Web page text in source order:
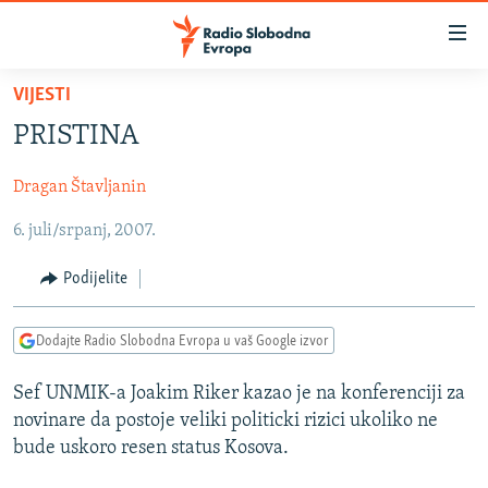
Pređite
glavni
Pređite
na
navigaciju
Pređite
na
pretragu
SRBIJA
KOSOVO
CRNA GORA
VIZUELNO
VIDEO
FOTOGALERIJE
INFOGRAFIKE
PODCASTI
RAT U UKRAJINI
KINA NA BALKANU
VIJESTI
PRISTINA
Dragan Štavljanin
6. juli/srpanj, 2007.
Podijelite
Dodajte Radio Slobodna Evropa u vaš Google izvor
Sef UNMIK-a Joakim Riker kazao je na konferenciji za
novinare da postoje veliki politicki rizici ukoliko ne
bude uskoro resen status Kosova.